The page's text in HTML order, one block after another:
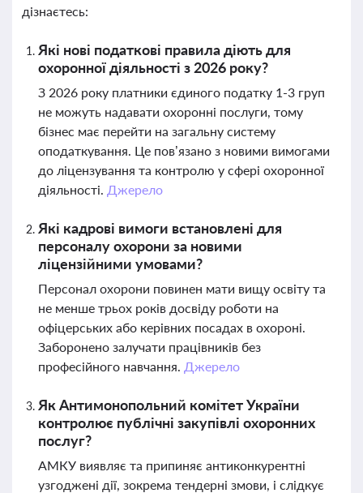
дізнаєтесь:
Які нові податкові правила діють для
охоронної діяльності з 2026 року?
З 2026 року платники єдиного податку 1-3 груп
не можуть надавати охоронні послуги, тому
бізнес має перейти на загальну систему
оподаткування. Це пов’язано з новими вимогами
до ліцензування та контролю у сфері охоронної
діяльності. Джерело
Які кадрові вимоги встановлені для
персоналу охорони за новими
ліцензійними умовами?
Персонал охорони повинен мати вищу освіту та
не менше трьох років досвіду роботи на
офіцерських або керівних посадах в охороні.
Заборонено залучати працівників без
професійного навчання. Джерело
Як Антимонопольний комітет України
контролює публічні закупівлі охоронних
послуг?
АМКУ виявляє та припиняє антиконкурентні
узгоджені дії, зокрема тендерні змови, і слідкує